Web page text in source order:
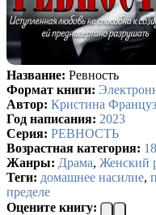
Название: Ревность
Формат книги:
Автор: Кристина
Год написания: 2023
Серия: РЕВНОСТЬ
Возрастная категория:
Жанры: Драма, Женский
Теги: домашнее насилие,
пределе
Оцените книгу: